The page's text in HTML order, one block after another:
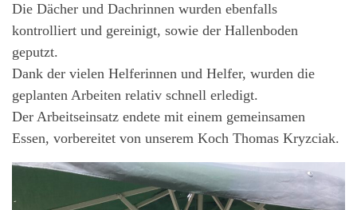
Die Dächer und Dachrinnen wurden ebenfalls
kontrolliert und gereinigt, sowie der Hallenboden
geputzt.
Dank der vielen Helferinnen und Helfer, wurden die
geplanten Arbeiten relativ schnell erledigt.
Der Arbeitseinsatz endete mit einem gemeinsamen
Essen, vorbereitet von unserem Koch Thomas Kryzciak.